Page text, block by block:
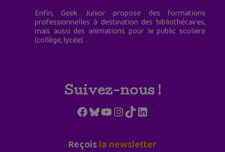
Enfin, Geek Junior propose des formations
professionnelles à destination des bibliothécaires,
mais aussi des animations pour le public scolaire
(collège, lycée).
Suivez-nous !
Facebook
Bluesky
YouTube
Instagram
TikTokLinkedIn
Reçoisla newsletter